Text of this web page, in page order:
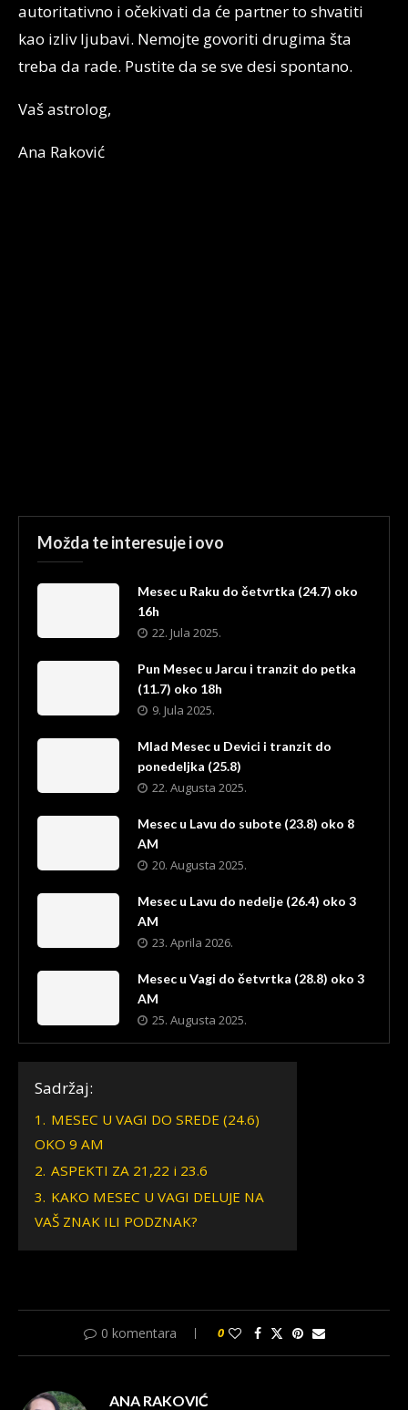
autoritativno i očekivati da će partner to shvatiti
kao izliv ljubavi. Nemojte govoriti drugima šta
treba da rade. Pustite da se sve desi spontano.
Vaš astrolog,
Ana Raković
Možda te interesuje i ovo
Mesec u Raku do četvrtka (24.7) oko
16h
22. Jula 2025.
Pun Mesec u Jarcu i tranzit do petka
(11.7) oko 18h
9. Jula 2025.
Mlad Mesec u Devici i tranzit do
ponedeljka (25.8)
22. Augusta 2025.
Mesec u Lavu do subote (23.8) oko 8
AM
20. Augusta 2025.
Mesec u Lavu do nedelje (26.4) oko 3
AM
23. Aprila 2026.
Mesec u Vagi do četvrtka (28.8) oko 3
AM
25. Augusta 2025.
Sadržaj:
1. MESEC U VAGI DO SREDE (24.6)
OKO 9 AM
2. ASPEKTI ZA 21,22 i 23.6
3. KAKO MESEC U VAGI DELUJE NA
VAŠ ZNAK ILI PODZNAK?
0 komentara 0
ANA RAKOVIĆ